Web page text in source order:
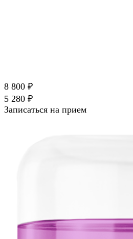
8 800 ₽
5 280 ₽
Записаться на прием